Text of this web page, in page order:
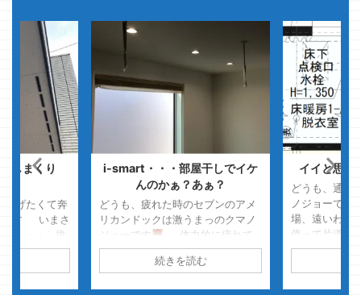
しまくり
あげたくて奔
です いまさ
中・・・ 推
を使って
i-smart・・・部屋干しでイケ
んのかぁ？あぁ？
どうも、疲れた時のセブンのアメ
リカンドックは激うまっのクマノ
ジョーです
体力的に疲れて
る
超久しぶりに食べる
この
2点が合わさるとメッチャ美味い
続きを読む
イイと思っ
どうも、通勤
ノジョーで
場、遠いわぁ
使って片道2
流石に遠いわ